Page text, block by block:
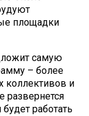
площадки
самую
– более
коллективов и
развернется
работать